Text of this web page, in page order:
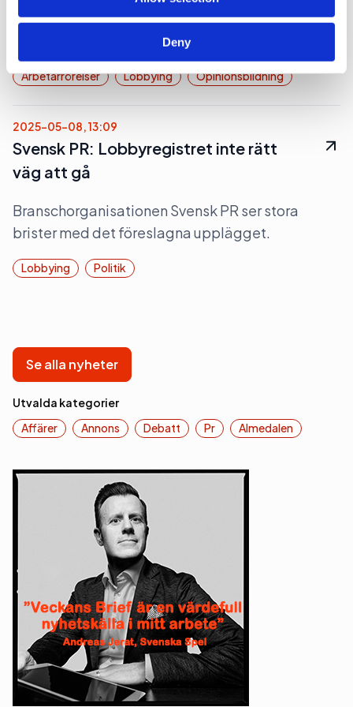
Deny
Efter tio år slutar vårdföretaget Attendos pa-
Arbetarrörelser Lobbying Opinionsbildning
2025-05-08, 13:09
Svensk PR: Lobbyregistret inte rätt
väg att gå
Branschorganisationen Svensk PR ser stora
brister med det föreslagna upplägget.
Lobbying Politik
Se alla nyheter
Utvalda kategorier
Affärer
Annons Debatt Pr Almedalen